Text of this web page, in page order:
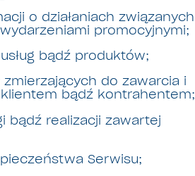
o działaniach związanych
promocyjnymi;
bądź produktów;
zmierzających do zawarcia i
bądź kontrahentem;
bądź realizacji zawartej
Serwisu;